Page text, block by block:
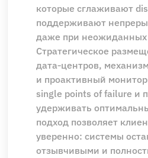
которые сглаживают
поддерживают
даже при неожиданных
Стратегическое
дата‑центров,
и проактивный
single points of failure и
удерживать
подход позволяет
уверенно: системы
отзывчивыми и